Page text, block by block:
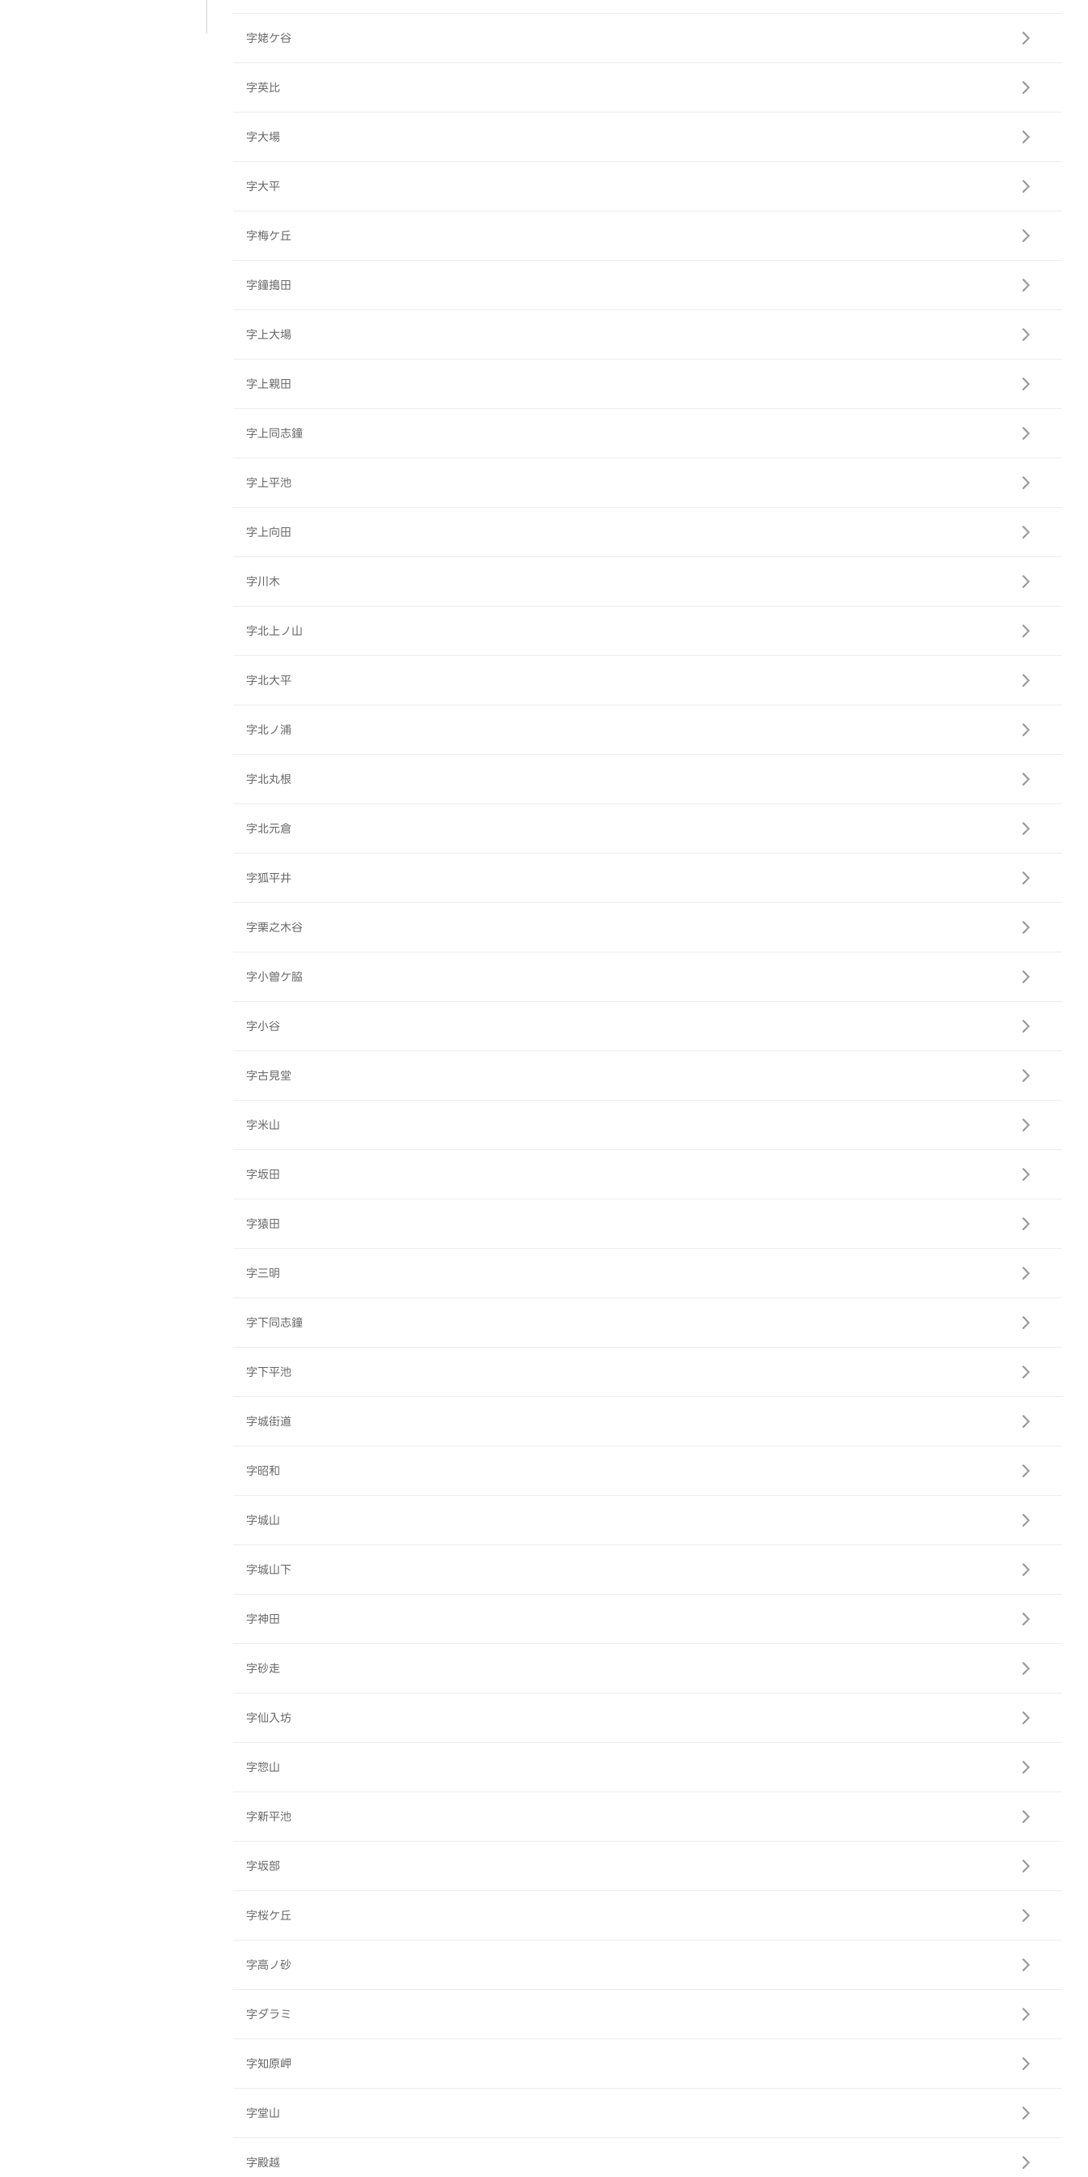
字姥ケ谷
字英比
字大場
字大平
字梅ケ丘
字鐘搗田
字上大場
字上親田
字上同志鐘
字上平池
字上向田
字川木
字北上ノ山
字北大平
字北ノ浦
字北丸根
字北元倉
字狐平井
字栗之木谷
字小曽ケ脇
字小谷
字古見堂
字米山
字坂田
字猿田
字三明
字下同志鐘
字下平池
字城街道
字昭和
字城山
字城山下
字神田
字砂走
字仙入坊
字惣山
字新平池
字坂部
字桜ケ丘
字高ノ砂
字ダラミ
字知原岬
字堂山
字殿越